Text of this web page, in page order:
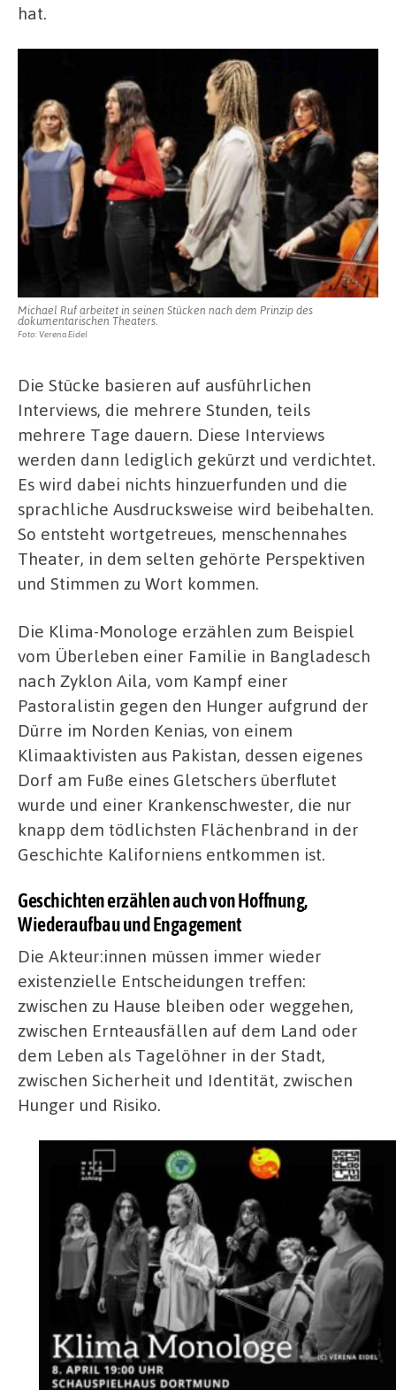
hat.
Michael Ruf arbeitet in seinen Stücken nach dem Prinzip des
dokumentarischen Theaters.
Foto: Verena Eidel
Die Stücke basieren auf ausführlichen
Interviews, die mehrere Stunden, teils
mehrere Tage dauern. Diese Interviews
werden dann lediglich gekürzt und verdichtet.
Es wird dabei nichts hinzuerfunden und die
sprachliche Ausdrucksweise wird beibehalten.
So entsteht wortgetreues, menschennahes
Theater, in dem selten gehörte Perspektiven
und Stimmen zu Wort kommen.
Die Klima-Monologe erzählen zum Beispiel
vom Überleben einer Familie in Bangladesch
nach Zyklon Aila, vom Kampf einer
Pastoralistin gegen den Hunger aufgrund der
Dürre im Norden Kenias, von einem
Klimaaktivisten aus Pakistan, dessen eigenes
Dorf am Fuße eines Gletschers überflutet
wurde und einer Krankenschwester, die nur
knapp dem tödlichsten Flächenbrand in der
Geschichte Kaliforniens entkommen ist.
Geschichten erzählen auch von Hoffnung,
Wiederaufbau und Engagement
Die Akteur:innen müssen immer wieder
existenzielle Entscheidungen treffen:
zwischen zu Hause bleiben oder weggehen,
zwischen Ernteausfällen auf dem Land oder
dem Leben als Tagelöhner in der Stadt,
zwischen Sicherheit und Identität, zwischen
Hunger und Risiko.